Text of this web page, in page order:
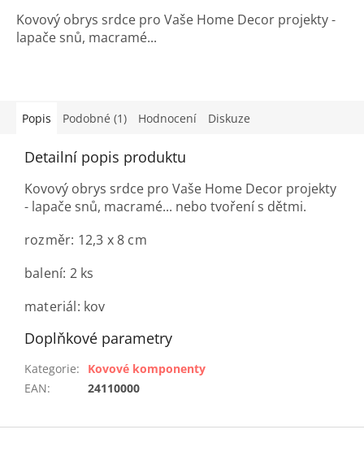
Kovový obrys srdce pro Vaše Home Decor projekty -
lapače snů, macramé...
Popis Podobné (1) Hodnocení Diskuze
Detailní popis produktu
Kovový obrys srdce pro Vaše Home Decor projekty
- lapače snů, macramé... nebo tvoření s dětmi.
rozměr: 12,3 x 8 cm
balení: 2 ks
materiál: kov
Doplňkové parametry
Kategorie:
Kovové komponenty
EAN: 24110000
Z